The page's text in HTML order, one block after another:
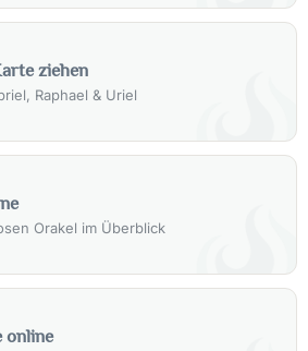
ziehen
Raphael & Uriel
Orakel im Überblick
online